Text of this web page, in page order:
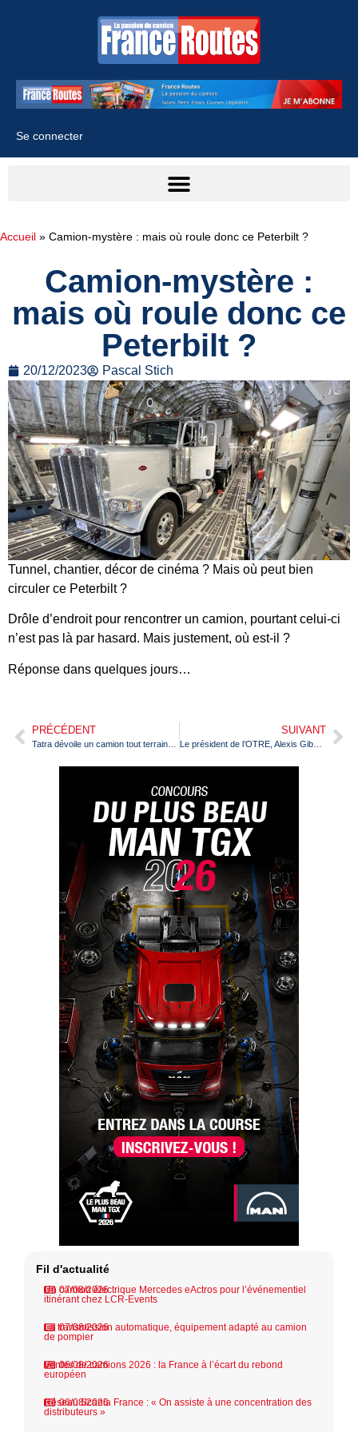
Se connecter
Accueil » Camion-mystère : mais où roule donc ce Peterbilt ?
Camion-mystère :
mais où roule donc ce
Peterbilt ?
20/12/2023 Pascal Stich
Tunnel, chantier, décor de cinéma ? Mais où peut bien
circuler ce Peterbilt ?
Drôle d’endroit pour rencontrer un camion, pourtant celui-ci
n’est pas là par hasard. Mais justement, où est-il ?
Réponse dans quelques jours…
PRÉCÉDENT SUIVANT
Le président de l’OTRE, Alexis Gibergues, décoré de l’ordre national du Mérite
Fil d'actualité
07/08/2026
Un camion électrique Mercedes eActros pour l’événementiel
itinérant chez LCR-Events
07/08/2026
La transmission automatique, équipement adapté au camion
de pompier
06/08/2026
Ventes de camions 2026 : la France à l’écart du rebond
européen
06/08/2026
Réseau Scania France : « On assiste à une concentration des
distributeurs »